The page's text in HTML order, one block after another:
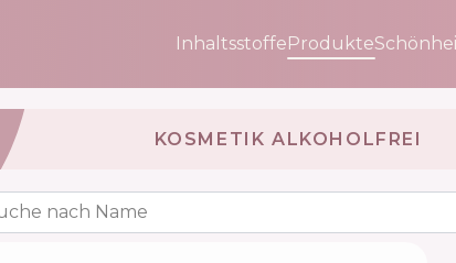
InhaltsstoffeProdukte
KOSMETIK ALKOHOLFREI
nach Name